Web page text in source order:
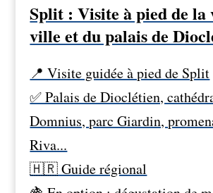
Split : Visite à pied de la
ville et du palais de
📍 Visite guidée à pied de Split
✅ Palais de Dioclétien,
Domnius, parc Giardin,
Riva...
🇭🇷 Guide régional